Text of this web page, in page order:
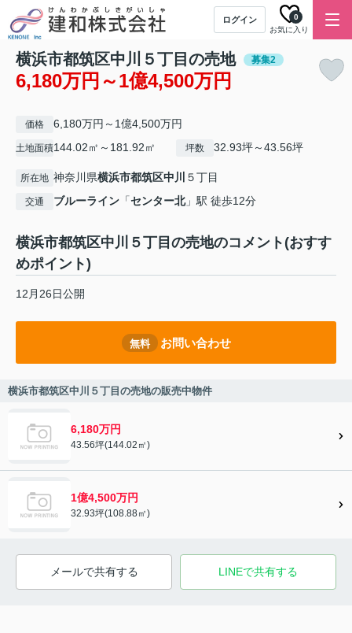
ログイン
お気に入り
0
横浜市都筑区中川５丁目の売地 募集2
6,180万円～1億4,500万円
価格 6,180万円～1億4,500万円
土地面積144.02㎡～181.92㎡ 坪数 32.93坪～43.56坪
所在地 神奈川県横浜市都筑区中川 ５丁目
交通 ブルーライン 「センター北」駅 徒歩12分
横浜市都筑区中川５丁目の売地のコメント(おすす
めポイント)
12月26日公開
無料 お問い合わせ
横浜市都筑区中川５丁目の売地の販売中物件
6,180万円
43.56坪(144.02㎡)
1億4,500万円
32.93坪(108.88㎡)
メールで共有する LINEで共有する